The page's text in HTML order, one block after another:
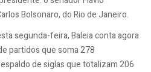
Bolsonaro, do Rio de Janeiro.
segunda-feira, Baleia conta agora
partidos que soma 278
de siglas que totalizam 206